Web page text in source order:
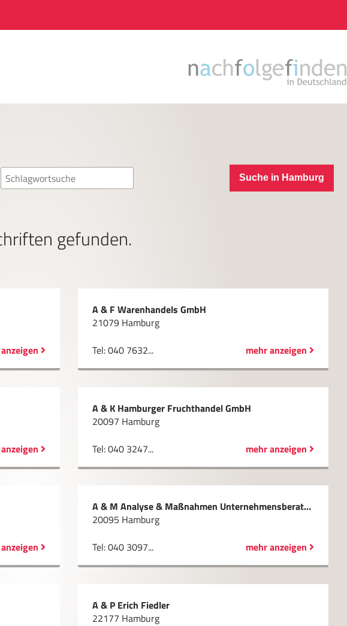
Suche in Hamburg
gefunden.
A & F Warenhandels GmbH
21079 Hamburg
Tel: 040 7632...
mehr anzeigen
A & K Hamburger Fruchthandel GmbH
20097 Hamburg
Tel: 040 3247...
mehr anzeigen
A & M Analyse & Maßnahmen Unternehmensberatung GmbH
20095 Hamburg
Tel: 040 3097...
mehr anzeigen
A & P Erich Fiedler
22177 Hamburg